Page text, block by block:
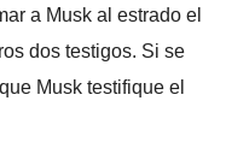
a Musk al estrado el
dos testigos. Si se
Musk testifique el